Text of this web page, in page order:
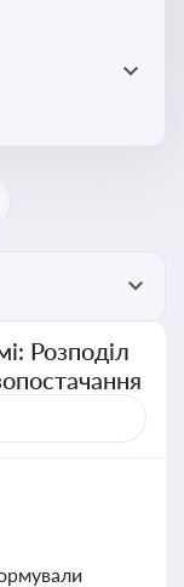
економічну
Розподіл